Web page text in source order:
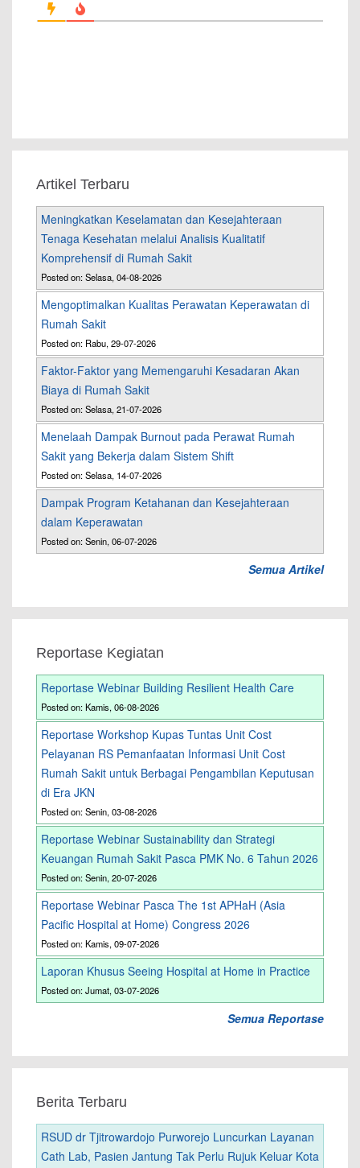
Artikel Terbaru
Meningkatkan Keselamatan dan Kesejahteraan
Tenaga Kesehatan melalui Analisis Kualitatif
Komprehensif di Rumah Sakit
Posted on: Selasa, 04-08-2026
Mengoptimalkan Kualitas Perawatan Keperawatan di
Rumah Sakit
Posted on: Rabu, 29-07-2026
Faktor-Faktor yang Memengaruhi Kesadaran Akan
Biaya di Rumah Sakit
Posted on: Selasa, 21-07-2026
Menelaah Dampak Burnout pada Perawat Rumah
Sakit yang Bekerja dalam Sistem Shift
Posted on: Selasa, 14-07-2026
Dampak Program Ketahanan dan Kesejahteraan
dalam Keperawatan
Posted on: Senin, 06-07-2026
Semua Artikel
Reportase Kegiatan
Reportase Webinar Building Resilient Health Care
Posted on: Kamis, 06-08-2026
Reportase Workshop Kupas Tuntas Unit Cost
Pelayanan RS Pemanfaatan Informasi Unit Cost
Rumah Sakit untuk Berbagai Pengambilan Keputusan
di Era JKN
Posted on: Senin, 03-08-2026
Reportase Webinar Sustainability dan Strategi
Keuangan Rumah Sakit Pasca PMK No. 6 Tahun 2026
Posted on: Senin, 20-07-2026
Reportase Webinar Pasca The 1st APHaH (Asia
Pacific Hospital at Home) Congress 2026
Posted on: Kamis, 09-07-2026
Laporan Khusus Seeing Hospital at Home in Practice
Posted on: Jumat, 03-07-2026
Semua Reportase
Berita Terbaru
RSUD dr Tjitrowardojo Purworejo Luncurkan Layanan
Cath Lab, Pasien Jantung Tak Perlu Rujuk Keluar Kota